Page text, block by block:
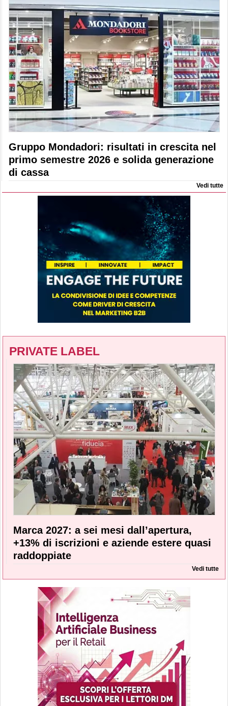
Gruppo Mondadori: risultati in crescita nel
primo semestre 2026 e solida generazione
di cassa
Vedi tutte
PRIVATE LABEL
Marca 2027: a sei mesi dall’apertura,
+13% di iscrizioni e aziende estere quasi
raddoppiate
Vedi tutte